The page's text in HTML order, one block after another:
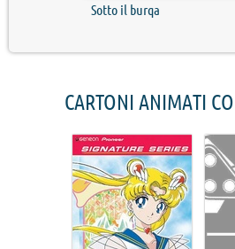
Sotto il burqa
CARTONI ANIMATI